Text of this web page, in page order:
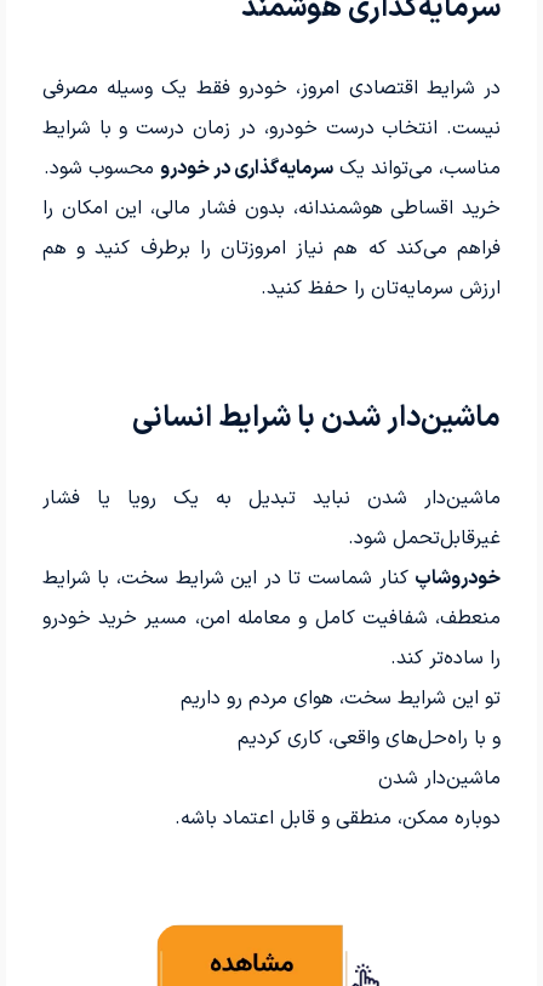
سرمایه‌گذاری هوشمند
در شرایط اقتصادی امروز، خودرو فقط یک وسیله مصرفی
نیست. انتخاب درست خودرو، در زمان درست و با شرایط
مناسب، می‌تواند یک سرمایه‌گذاری در خودرومحسوب شود.
خرید اقساطی هوشمندانه، بدون فشار مالی، این امکان را
فراهم می‌کند که هم نیاز امروزتان را برطرف کنید و هم
ارزش سرمایه‌تان را حفظ کنید.
ماشین‌دار شدن با شرایط انسانی
ماشین‌دار شدن نباید تبدیل به یک رویا یا فشار
غیرقابل‌تحمل شود.
خودروشاپ کنار شماست تا در این شرایط سخت، با شرایط
منعطف، شفافیت کامل و معامله امن، مسیر خرید خودرو
را ساده‌تر کند.
تو این شرایط سخت، هوای مردم رو داریم
و با راه‌حل‌های واقعی، کاری کردیم
ماشین‌دار شدن
دوباره ممکن، منطقی و قابل اعتماد باشه.